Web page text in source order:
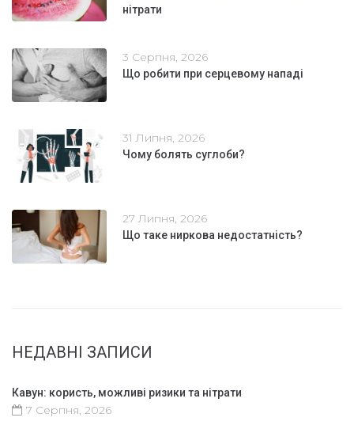
нітрати
3 Серпня, 2026
Що робити при серцевому нападі
31 Липня, 2026
Чому болять суглоби?
27 Липня, 2026
Що таке ниркова недостатність?
НЕДАВНІ ЗАПИСИ
Кавун: користь, можливі ризики та нітрати
7 Серпня, 2026